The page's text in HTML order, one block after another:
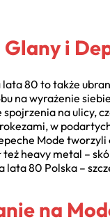
i
lata 80 to także
na wyrażenie
na ulicy,
w
Mode
też heavy metal –
80 Polska –
na